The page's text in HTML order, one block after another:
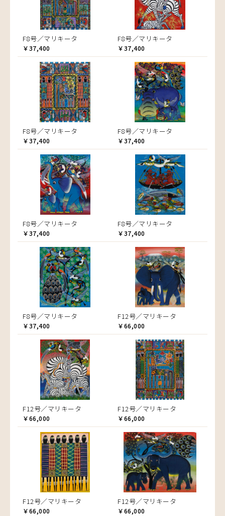
F8号／マリキータ
￥37,400
F8号／マリキータ
￥37,400
F8号／マリキータ
￥37,400
F8号／マリキータ
￥37,400
F8号／マリキータ
￥37,400
F8号／マリキータ
￥37,400
F8号／マリキータ
￥37,400
F12号／マリキータ
￥66,000
F12号／マリキータ
￥66,000
F12号／マリキータ
￥66,000
F12号／マリキータ
￥66,000
F12号／マリキータ
￥66,000